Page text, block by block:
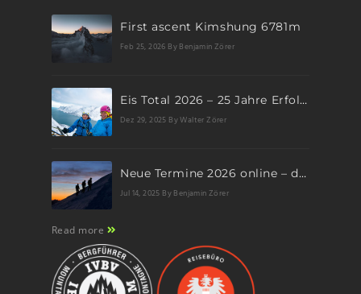
First ascent Kimshung 6781m
Feb 25, 2026 By Benjamin Zörer
Eis Total 2026 – 25 Jahre Erfolgsgeschichte im steilen Eis
Dez 29, 2025 By Walter Zörer
Neue Termine 2026 online – dein nächstes Abenteuer wartet!
Jul 14, 2025 By Benjamin Zörer
Read more